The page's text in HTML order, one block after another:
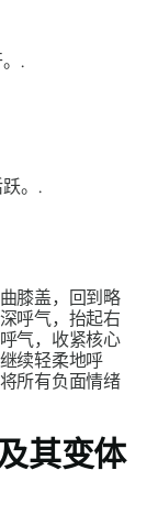
.
。.
膝盖，回到略
呼气，抬起右
气，收紧核心
续轻柔地呼
所有负面情绪
其变体